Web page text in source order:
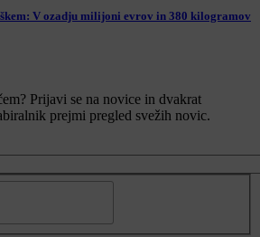
V ozadju milijoni evrov in 380 kilogramov
Prijavi se na novice in dvakrat
prejmi pregled svežih novic.